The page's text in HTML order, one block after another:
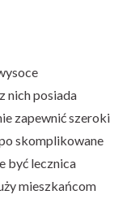
nich posiada
zapewnić szeroki
skomplikowane
być lecznica
mieszkańcom